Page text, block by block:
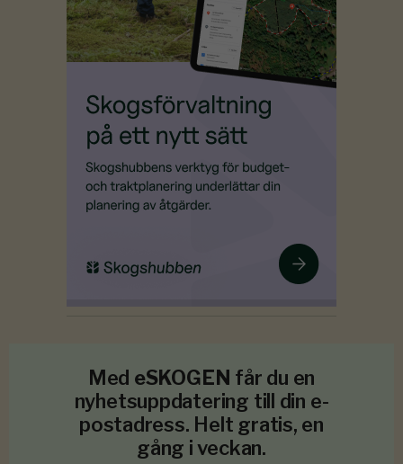
Med eSKOGEN får du en
nyhetsuppdatering till din e-
postadress. Helt gratis, en
gång i veckan.